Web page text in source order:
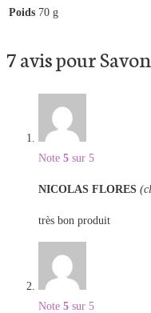
Poids 70 g
7 avis pour
Note 5 sur 5
NICOLAS FLORES
très bon produit
Note 5 sur 5